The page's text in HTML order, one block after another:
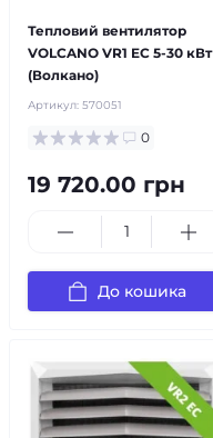
Тепловий вентилятор
VOLCANO VR1 EC 5-30 кВт
(Волкано)
Артикул: 570051
0
19 720.00 грн
До кошика